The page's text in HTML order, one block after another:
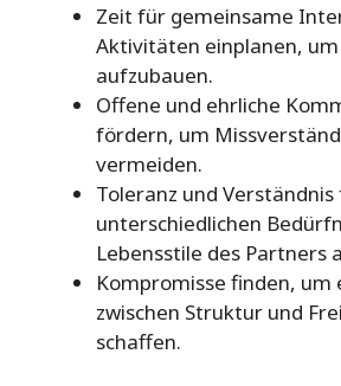
Zeit für gemeinsame
Aktivitäten einplanen,
aufzubauen.
Offene und ehrliche
fördern, um
vermeiden.
Toleranz und
unterschiedlichen
Lebensstile des Partners
Kompromisse finden, um
zwischen Struktur und
schaffen.